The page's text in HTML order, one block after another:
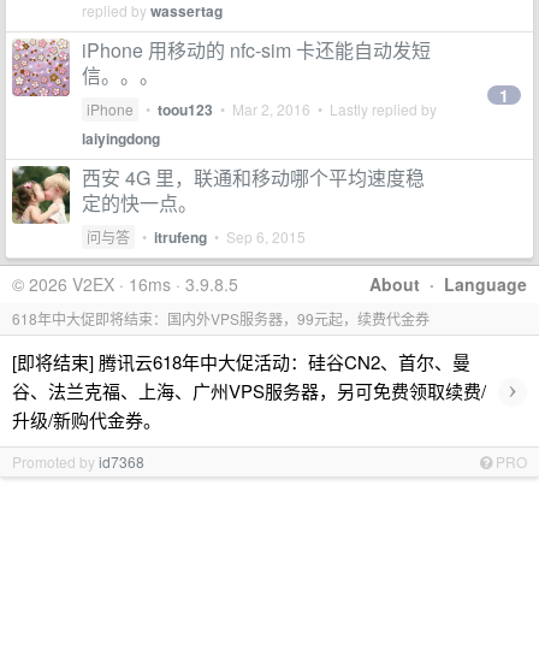
replied bywassertag
iPhone 用移动的 nfc-sim 卡还能自动发短
信。。。
iPhone • toou123 • Mar 2, 2016 • Lastly replied by
laiyingdong
1
西安 4G 里，联通和移动哪个平均速度稳
定的快一点。
问与答 • itrufeng • Sep 6, 2015
About · Language
© 2026 V2EX · 16ms · 3.9.8.5
618年中大促即将结束：国内外VPS服务器，99元起，续费代金券
[即将结束] 腾讯云618年中大促活动：硅谷CN2、首尔、曼
谷、法兰克福、上海、广州VPS服务器，另可免费领取续费/
升级/新购代金券。
›
Promoted byid7368 PRO